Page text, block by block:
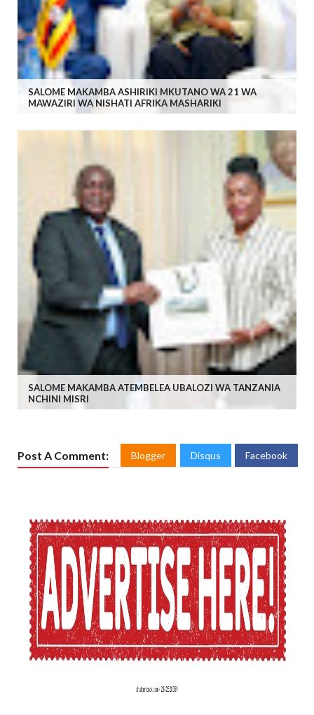
SALOME MAKAMBA ASHIRIKI MKUTANO WA 21 WA
MAWAZIRI WA NISHATI AFRIKA MASHARIKI
SALOME MAKAMBA ATEMBELEA UBALOZI WA TANZANIA
NCHINI MISRI
Post A Comment: Blogger Disqus Facebook